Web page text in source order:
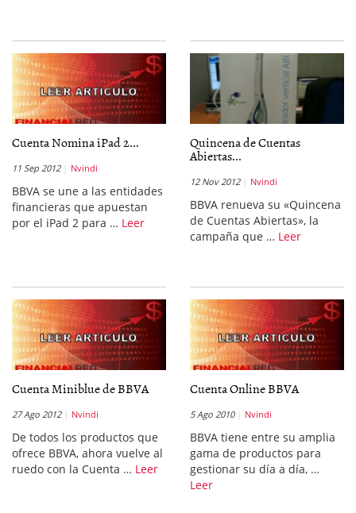
Cuenta Nomina iPad 2...
11 Sep 2012 Nvindi
BBVA se une a las entidades
financieras que apuestan
por el iPad 2 para … Leer
Quincena de Cuentas
Abiertas...
12 Nov 2012 Nvindi
BBVA renueva su «Quincena
de Cuentas Abiertas», la
campaña que … Leer
Cuenta Miniblue de BBVA
27 Ago 2012 Nvindi
De todos los productos que
ofrece BBVA, ahora vuelve al
ruedo con la Cuenta … Leer
Cuenta Online BBVA
5 Ago 2010 Nvindi
BBVA tiene entre su amplia
gama de productos para
gestionar su día a día, …
Leer